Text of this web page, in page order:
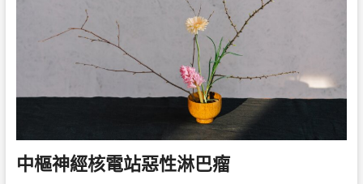
中樞神經核電站惡性淋巴瘤